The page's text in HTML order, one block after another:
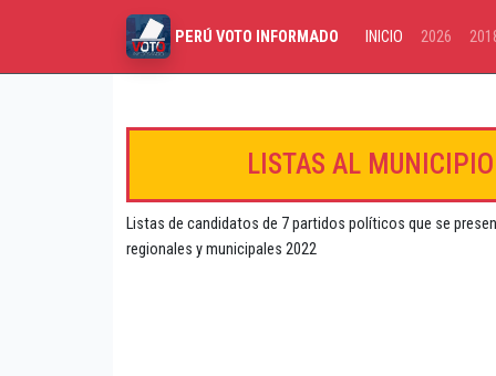
PERÚ VOTO INFORMADO INICIO 2026
LISTAS AL
Listas de candidatos de 7 partidos políticos que se
regionales y municipales 2022